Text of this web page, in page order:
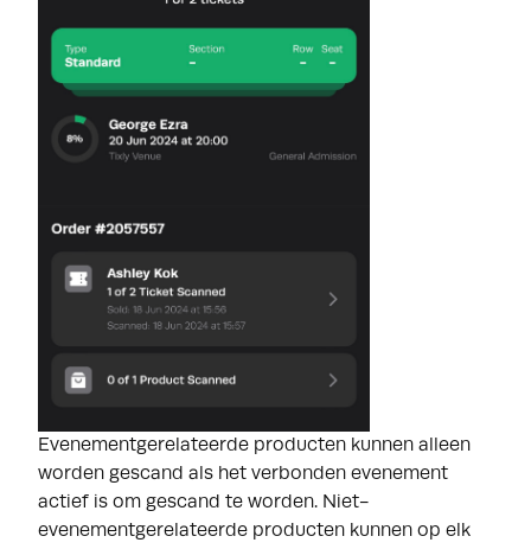
Evenementgerelateerde producten kunnen alleen
worden gescand als het verbonden evenement
actief is om gescand te worden. Niet-
evenementgerelateerde producten kunnen op elk